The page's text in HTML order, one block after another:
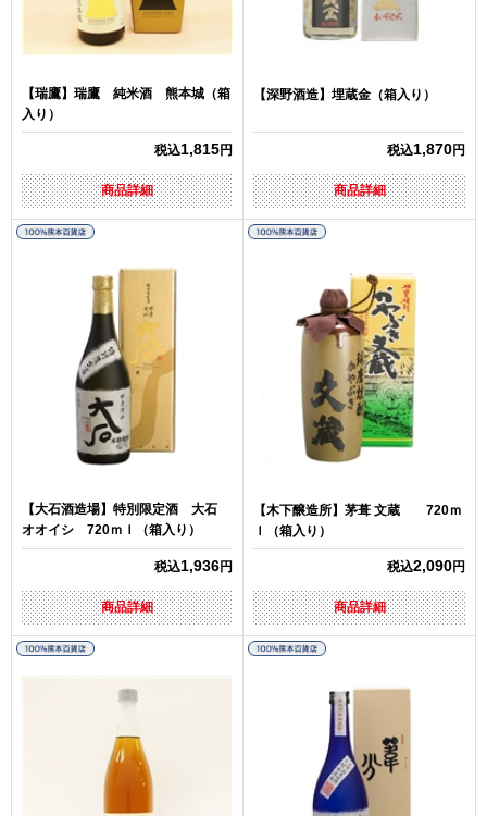
【瑞鷹】瑞鷹 純米酒 熊本城（箱
入り）
税込1,815円
商品詳細
【深野酒造】埋蔵金（箱入り）
税込1,870円
商品詳細
【大石酒造場】特別限定酒 大石
オオイシ 720ｍｌ（箱入り）
税込1,936円
商品詳細
【木下醸造所】茅葺 文蔵 720ｍ
ｌ（箱入り）
税込2,090円
商品詳細